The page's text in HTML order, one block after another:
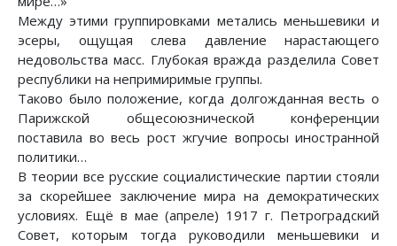
Между этими группировками метались меньшевики и
эсеры, ощущая слева давление нарастающего
недовольства масс. Глубокая вражда разделила Совет
республики на непримиримые группы.
Таково было положение, когда долгожданная весть о
Парижской общесоюзнической конференции
поставила во весь рост жгучие вопросы иностранной
политики…
В теории все русские социалистические партии стояли
за скорейшее заключение мира на демократических
условиях. Ещё в мае (апреле) 1917 г. Петроградский
Совет, которым тогда руководили меньшевики и